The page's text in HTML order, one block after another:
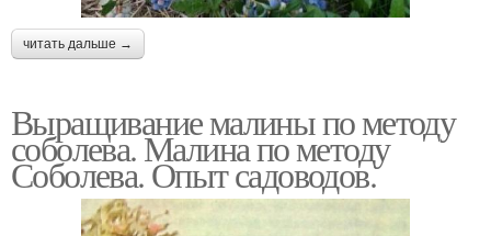
читать дальше →
Выращивание малины по методу
соболева. Малина по методу
Соболева. Опыт садоводов.